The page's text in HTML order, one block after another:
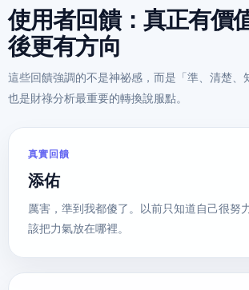
使用者回饋：真正有價
後更有方向
這些回饋強調的不是神祕感，而是「準、清楚、
也是財祿分析最重要的轉換說服點。
真實回饋
添佑
厲害，準到我都傻了。以前只知道自己很努
該把力氣放在哪裡。